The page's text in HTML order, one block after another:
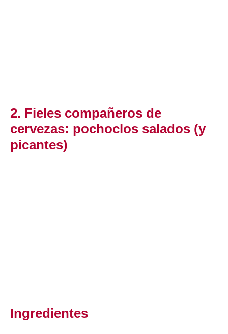
2. Fieles compañeros de
cervezas: pochoclos salados (y
picantes)
Ingredientes